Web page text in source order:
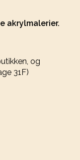
akrylmalerier.
og
31F)